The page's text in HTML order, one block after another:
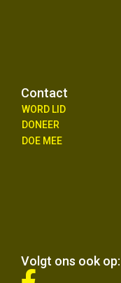
Contact
WORD LID
DONEER
DOE MEE
Volgt ons ook op: